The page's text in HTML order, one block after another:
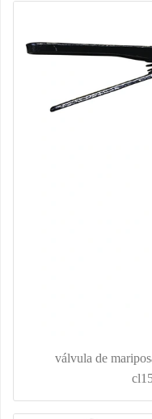
válvula de